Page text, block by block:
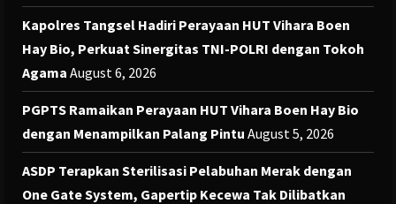
Kapolres Tangsel Hadiri Perayaan HUT Vihara Boen
Hay Bio, Perkuat Sinergitas TNI-POLRI dengan Tokoh
Agama August 6, 2026
PGPTS Ramaikan Perayaan HUT Vihara Boen Hay Bio
dengan Menampilkan Palang Pintu August 5, 2026
ASDP Terapkan Sterilisasi Pelabuhan Merak dengan
One Gate System, Gapertip Kecewa Tak Dilibatkan